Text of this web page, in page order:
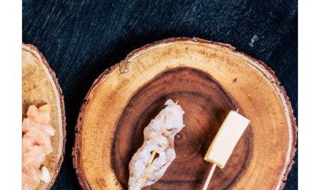
ADD TO CART / DÉTAILS